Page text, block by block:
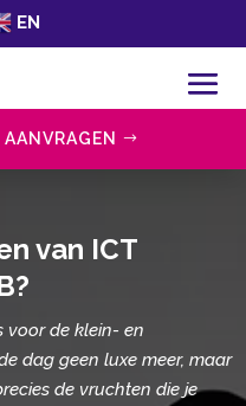
EN
van ICT
voor de klein- en
dag geen luxe meer, maar
de vruchten die je